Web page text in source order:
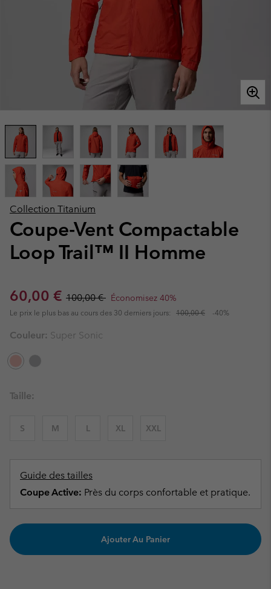
Collection Titanium
Coupe-Vent Compactable
Loop Trail™ II Homme
Sale price:
60,00 € Regular price:
100,00 € Économisez 40%
Le prix le plus bas au cours des 30 derniers jours: 100,00 € -40%
Couleur: Super Sonic
Taille:
S M L XL XXL
Guide des tailles
Coupe Active: Près du corps confortable et pratique.
Ajouter Au Panier